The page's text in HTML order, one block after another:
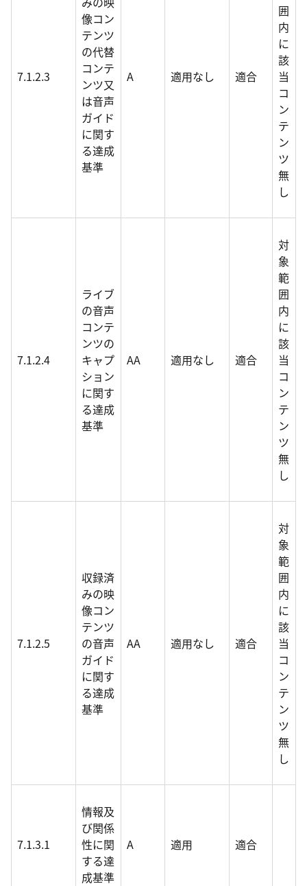
7.1.2.3
像コン
テンツ
の代替
コンテ
ンツ又
は音声
ガイド
に関す
る達成
基準
A 適用なし 適合
囲
内
に
該
当
コ
ン
テ
ン
ツ
無
し
7.1.2.4
ライブ
の音声
コンテ
ンツの
キャプ
ション
に関す
る達成
基準
AA 適用なし 適合
対
象
範
囲
内
に
該
当
コ
ン
テ
ン
ツ
無
し
7.1.2.5
収録済
みの映
像コン
テンツ
の音声
ガイド
に関す
る達成
基準
AA 適用なし 適合
対
象
範
囲
内
に
該
当
コ
ン
テ
ン
ツ
無
し
7.1.3.1
情報及
び関係
性に関
する達
成基準
A 適用 適合